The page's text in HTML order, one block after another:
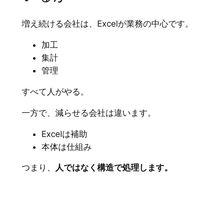
増え続ける会社は、Excelが業務の中心です。
加工
集計
管理
すべて人がやる。
一方で、減らせる会社は違います。
Excelは補助
本体は仕組み
つまり、 人ではなく構造で処理します。